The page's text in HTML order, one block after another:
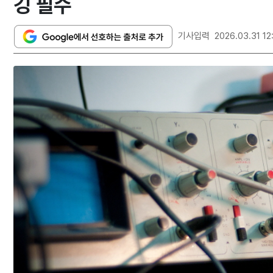
깅 필수
기사입력 2026.03.31